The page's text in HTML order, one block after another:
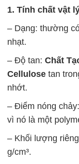
1. Tính chất vật
– Dạng: thường
nhạt.
– Độ tan: Chất
Cellulose tan
nhớt.
– Điểm nóng
vì nó là một
– Khối lượng
g/cm³.